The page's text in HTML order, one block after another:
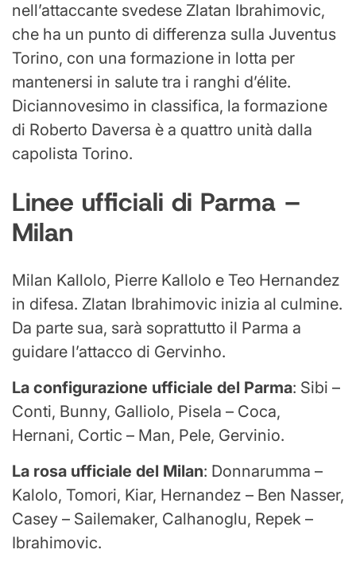
nell’attaccante svedese Zlatan Ibrahimovic,
che ha un punto di differenza sulla Juventus
Torino, con una formazione in lotta per
mantenersi in salute tra i ranghi d’élite.
Diciannovesimo in classifica, la formazione
di Roberto Daversa è a quattro unità dalla
capolista Torino.
Linee ufficiali di Parma –
Milan
Milan Kallolo, Pierre Kallolo e Teo Hernandez
in difesa. Zlatan Ibrahimovic inizia al culmine.
Da parte sua, sarà soprattutto il Parma a
guidare l’attacco di Gervinho.
La configurazione ufficiale del Parma: Sibi –
Conti, Bunny, Galliolo, Pisela – Coca,
Hernani, Cortic – Man, Pele, Gervinio.
La rosa ufficiale del Milan: Donnarumma –
Kalolo, Tomori, Kiar, Hernandez – Ben Nasser,
Casey – Sailemaker, Calhanoglu, Repek –
Ibrahimovic.